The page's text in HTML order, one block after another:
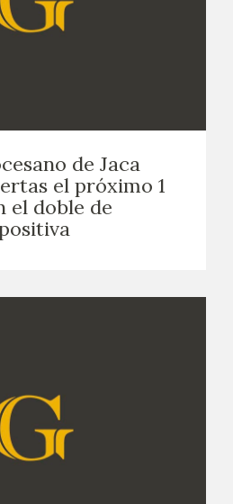
de Jaca
el próximo 1
el doble de